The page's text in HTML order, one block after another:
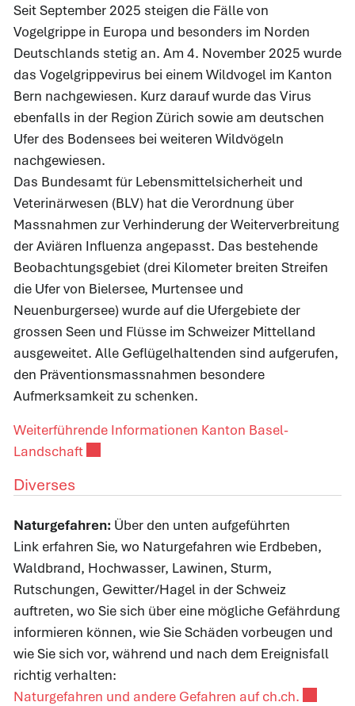
Seit September 2025 steigen die Fälle von
Vogelgrippe in Europa und besonders im Norden
Deutschlands stetig an. Am 4. November 2025 wurde
das Vogelgrippevirus bei einem Wildvogel im Kanton
Bern nachgewiesen. Kurz darauf wurde das Virus
ebenfalls in der Region Zürich sowie am deutschen
Ufer des Bodensees bei weiteren Wildvögeln
nachgewiesen.
Das Bundesamt für Lebensmittelsicherheit und
Veterinärwesen (BLV) hat die Verordnung über
Massnahmen zur Verhinderung der Weiterverbreitung
der Aviären Influenza angepasst. Das bestehende
Beobachtungsgebiet (drei Kilometer breiten Streifen
die Ufer von Bielersee, Murtensee und
Neuenburgersee) wurde auf die Ufergebiete der
grossen Seen und Flüsse im Schweizer Mittelland
ausgeweitet. Alle Geflügelhaltenden sind aufgerufen,
den Präventionsmassnahmen besondere
Aufmerksamkeit zu schenken.
Weiterführende Informationen Kanton Basel-
LandschaftExterner Link wird in einem neuen Fenster
Diverses
Naturgefahren: Über den unten aufgeführten
Link erfahren Sie, wo Naturgefahren wie Erdbeben,
Waldbrand, Hochwasser, Lawinen, Sturm,
Rutschungen, Gewitter/Hagel in der Schweiz
auftreten, wo Sie sich über eine mögliche Gefährdung
informieren können, wie Sie Schäden vorbeugen und
wie Sie sich vor, während und nach dem Ereignisfall
richtig verhalten:
Naturgefahren und andere Gefahren auf ch.ch.